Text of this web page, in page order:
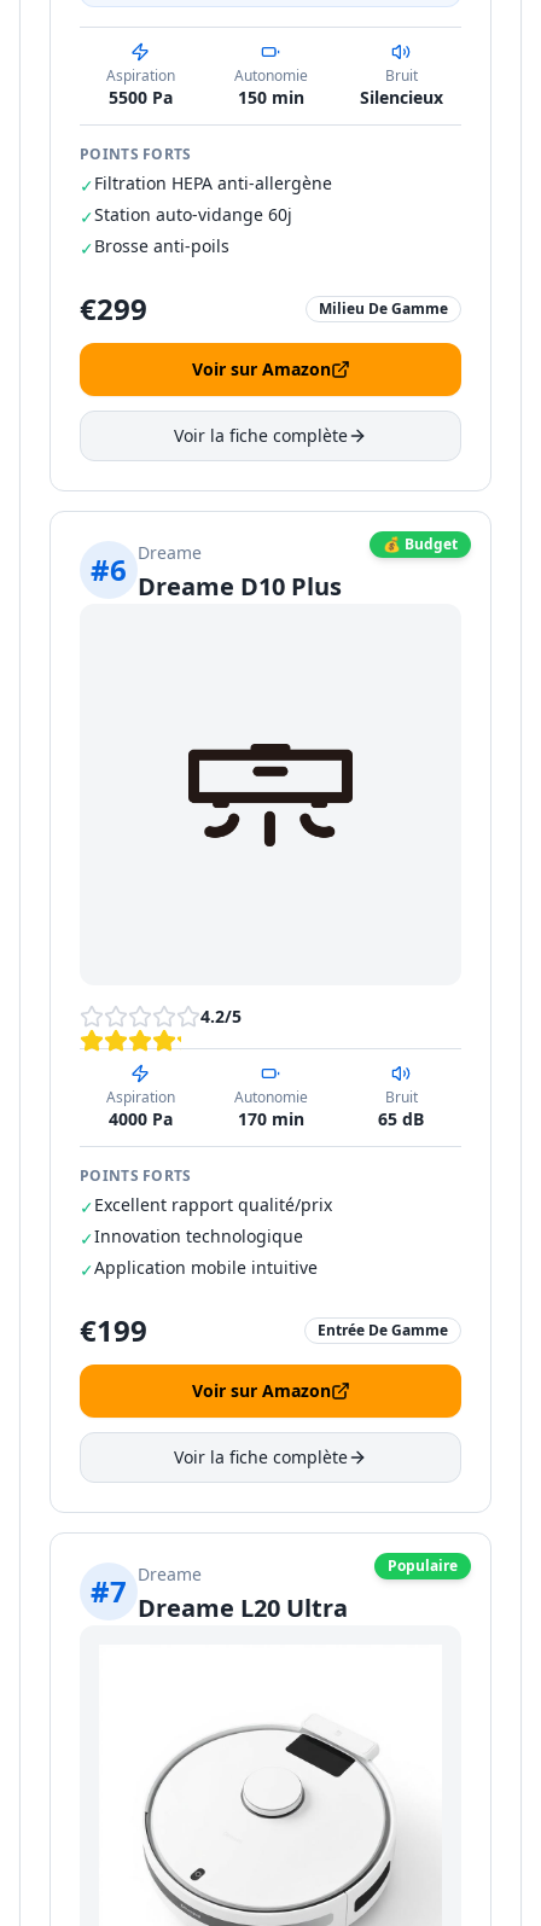
Aspiration
5500 Pa
Autonomie
150 min
Bruit
Silencieux
POINTS FORTS
✓Filtration HEPA anti-allergène
✓Station auto-vidange 60j
✓Brosse anti-poils
€299 Milieu De Gamme
Voir sur Amazon
Voir la fiche complète
💰 Budget
#6 Dreame
Dreame D10 Plus
4.2/5
Aspiration
4000 Pa
Autonomie
170 min
Bruit
65 dB
POINTS FORTS
✓Excellent rapport qualité/prix
✓Innovation technologique
✓Application mobile intuitive
€199 Entrée De Gamme
Voir sur Amazon
Voir la fiche complète
Populaire
#7 Dreame
Dreame L20 Ultra